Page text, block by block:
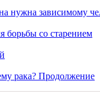
нужна зависимому
борьбы со старением
рака? Продолжение